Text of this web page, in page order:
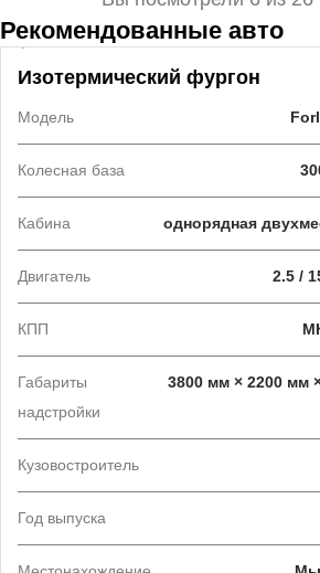
Рекомендованные авто
В наличии·авто
Изотермический фургон
Модель
Колесная база
Кабина однорядная
Двигатель 2.5 /
КПП
Габариты
надстройки
3800 мм × 2200 мм
Кузовостроитель
Год выпуска